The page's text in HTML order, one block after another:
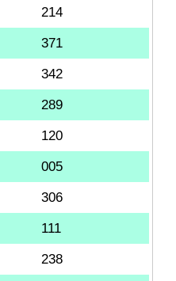
214
371
342
289
120
005
306
111
238